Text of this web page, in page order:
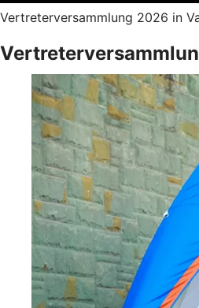
Vertreterversammlung 2026 in